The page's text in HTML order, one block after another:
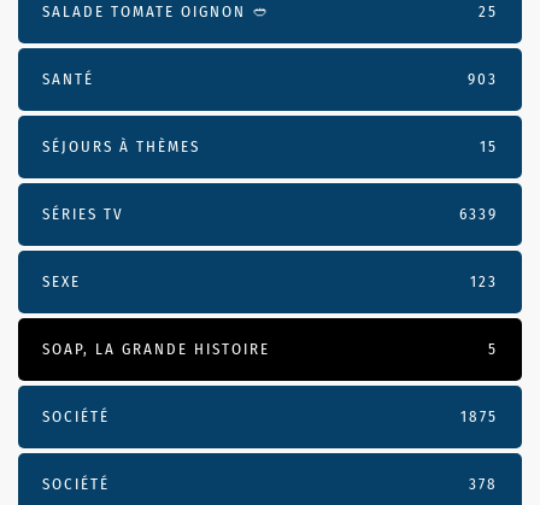
SALADE TOMATE OIGNON 🥙 25
SANTÉ 903
SÉJOURS À THÈMES 15
SÉRIES TV 6339
SEXE 123
SOAP, LA GRANDE HISTOIRE 5
SOCIÉTÉ 1875
SOCIÉTÉ 378